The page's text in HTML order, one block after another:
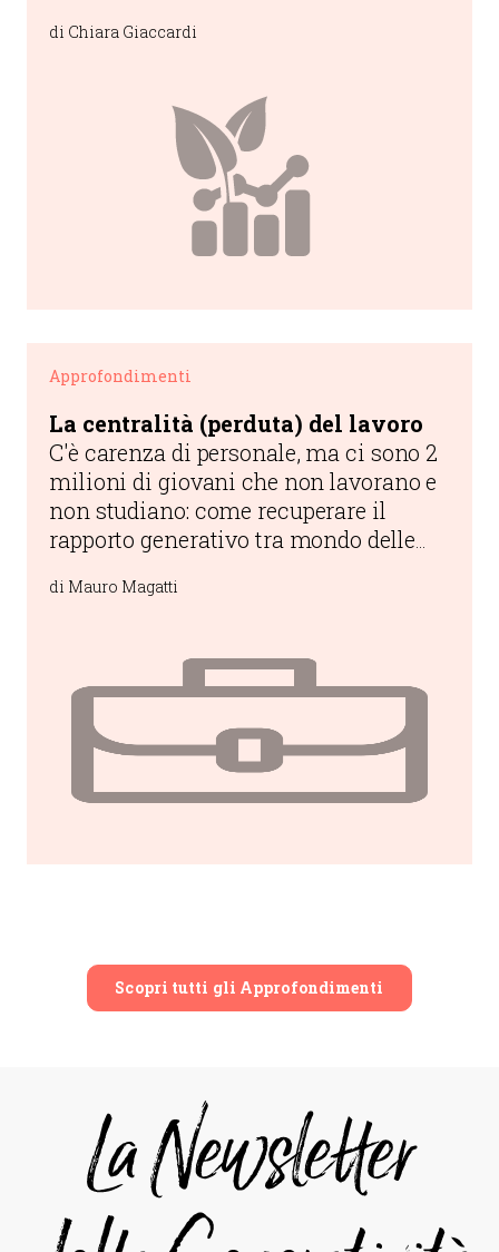
di Chiara Giaccardi
Approfondimenti
La centralità (perduta) del lavoro
C'è carenza di personale, ma ci sono 2
milioni di giovani che non lavorano e
non studiano: come recuperare il
rapporto generativo tra mondo delle
persone reali?
di Mauro Magatti
Scopri tutti gli Approfondimenti